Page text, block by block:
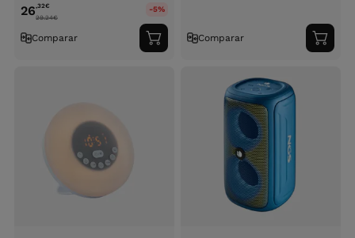
26,32€
29.24€
-5%
Comparar
Adicionar
ao
Comparar
ao